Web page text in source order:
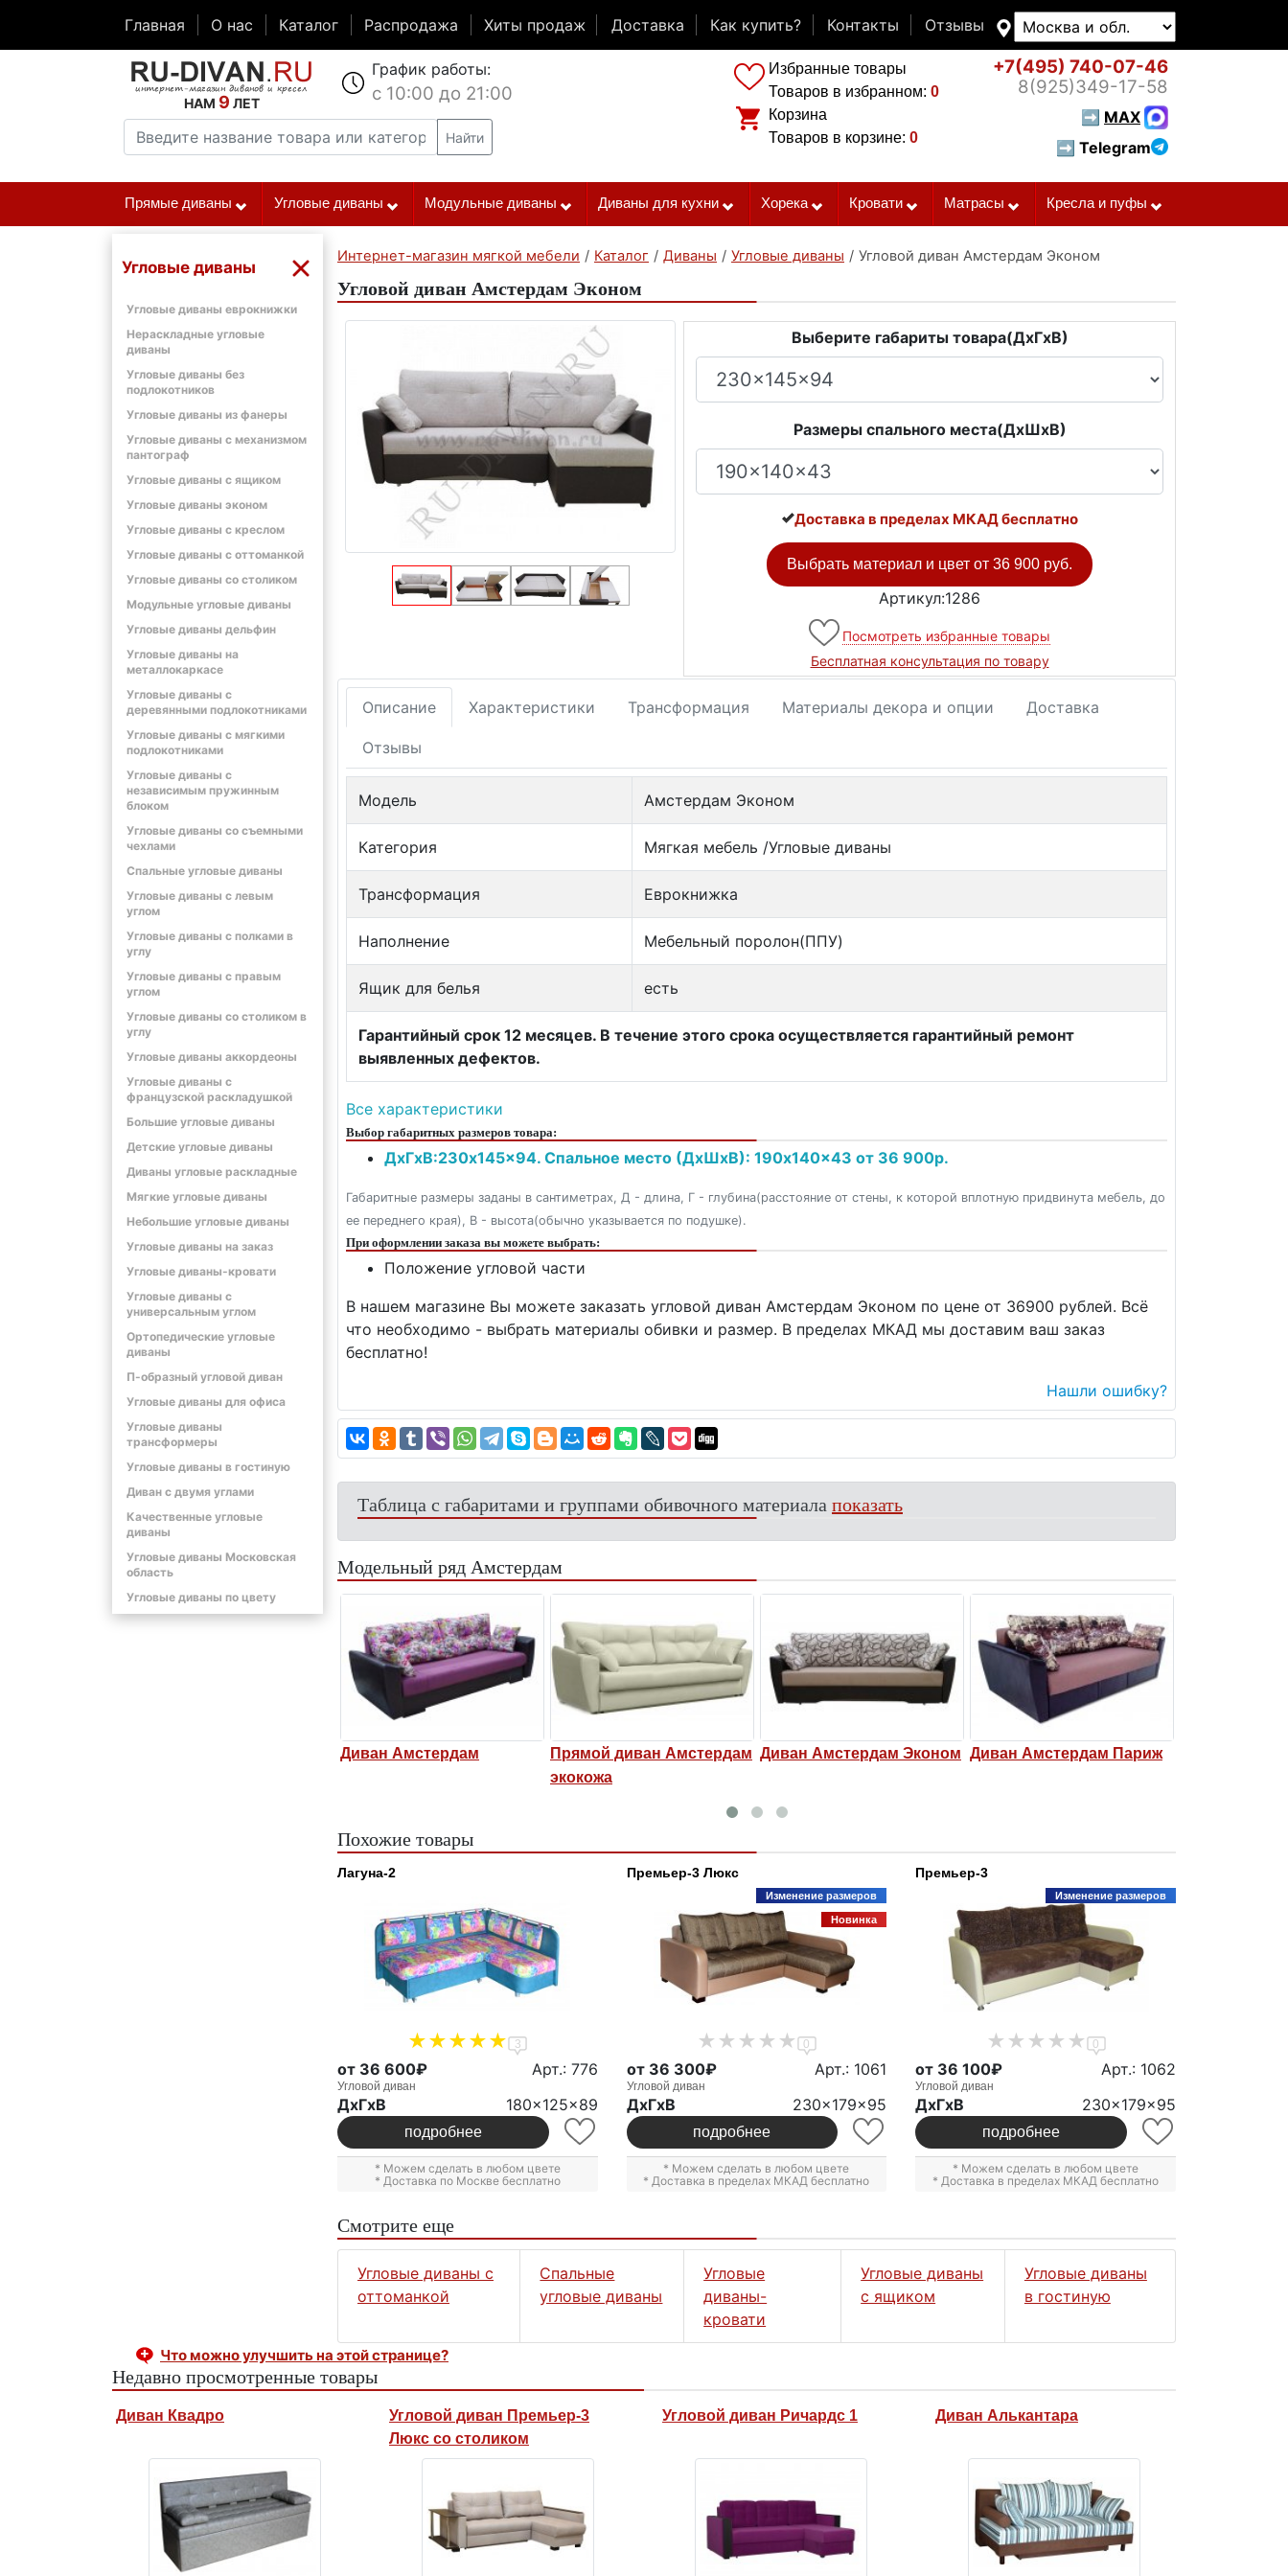
Главная О нас Каталог Распродажа Хиты продаж Доставка Как купить? Контакты Отзывы
НАМ 9 ЛЕТ
График работы:
с 10:00 до 21:00
Найти
Избранные товары
Товаров в избранном: 0
Корзина
Товаров в корзине: 0
+7(495) 740-07-46
8(925)349-17-58
➡ MAX
➡ Telegram
Прямые диваны Угловые диваны Модульные диваны Диваны для кухни Хорека Кровати Матрасы Кресла и пуфы
Угловые диваны
Угловые диваны еврокнижки
Нераскладные угловые
диваны
Угловые диваны без
подлокотников
Угловые диваны из фанеры
Угловые диваны с механизмом
пантограф
Угловые диваны с ящиком
Угловые диваны эконом
Угловые диваны с креслом
Угловые диваны с оттоманкой
Угловые диваны со столиком
Модульные угловые диваны
Угловые диваны дельфин
Угловые диваны на
металлокаркасе
Угловые диваны с
деревянными подлокотниками
Угловые диваны с мягкими
подлокотниками
Угловые диваны с
независимым пружинным
блоком
Угловые диваны со съемными
чехлами
Спальные угловые диваны
Угловые диваны с левым
углом
Угловые диваны с полками в
углу
Угловые диваны с правым
углом
Угловые диваны со столиком в
углу
Угловые диваны аккордеоны
Угловые диваны с
французской раскладушкой
Большие угловые диваны
Детские угловые диваны
Диваны угловые раскладные
Мягкие угловые диваны
Небольшие угловые диваны
Угловые диваны на заказ
Угловые диваны-кровати
Угловые диваны с
универсальным углом
Ортопедические угловые
диваны
П-образный угловой диван
Угловые диваны для офиса
Угловые диваны
трансформеры
Угловые диваны в гостиную
Диван с двумя углами
Качественные угловые
диваны
Угловые диваны Московская
область
Угловые диваны по цвету
Интернет-магазин мягкой мебели / Каталог / Диваны / Угловые диваны / Угловой диван Амстердам Эконом
Угловой диван Амстердам Эконом
Выберите габариты товара(ДxГxВ)
Размеры спального места(ДxШxВ)
Доставка в пределах МКАД бесплатно
Выбрать материал и цвет от 36 900 руб.
Артикул:1286
Посмотреть избранные товары
Бесплатная консультация по товару
Описание Характеристики Трансформация Материалы декора и опции Доставка
Отзывы
Модель Амстердам Эконом
Категория Мягкая мебель /Угловые диваны
Трансформация Еврокнижка
Наполнение Мебельный поролон(ППУ)
Ящик для белья есть
Гарантийный срок 12 месяцев. В течение этого срока осуществляется гарантийный ремонт
выявленных дефектов.
Все характеристики
Выбор габаритных размеров товара:
ДxГxВ:230x145x94. Спальное место (ДxШxВ): 190x140x43 от 36 900р.
Габаритные размеры заданы в сантиметрах, Д - длина, Г - глубина(расстояние от стены, к которой вплотную придвинута мебель, до
ее переднего края), В - высота(обычно указывается по подушке).
При оформлении заказа вы можете выбрать:
Положение угловой части
В нашем магазине Вы можете заказать угловой диван Амстердам Эконом по цене от 36900 рублей. Всё
что необходимо - выбрать материалы обивки и размер. В пределах МКАД мы доставим ваш заказ
бесплатно!
Нашли ошибку?
Таблица с габаритами и группами обивочного материалапоказать
Модельный ряд Амстердам
Диван Амстердам
Прямой диван Амстердам
экокожа
Диван Амстердам Эконом Диван Амстердам Париж
Похожие товары
Лагуна-2
3
от 36 600₽ Арт.: 776
Угловой диван
ДxГxВ 180x125x89
подробнее
* Можем сделать в любом цвете
* Доставка по Москве бесплатно
Премьер-3 Люкс
Изменение размеров
Новинка
0
от 36 300₽ Арт.: 1061
Угловой диван
ДxГxВ 230x179x95
подробнее
* Можем сделать в любом цвете
* Доставка в пределах МКАД бесплатно
Премьер-3
Изменение размеров
0
от 36 100₽ Арт.: 1062
Угловой диван
ДxГxВ 230x179x95
подробнее
* Можем сделать в любом цвете
* Доставка в пределах МКАД бесплатно
Смотрите еще
Угловые диваны с
оттоманкой
Спальные
угловые диваны
Угловые
диваны-
кровати
Угловые диваны
с ящиком
Угловые диваны
в гостиную
Что можно улучшить на этой странице?
Недавно просмотренные товары
Диван Квадро
Угловой диван Премьер-3
Люкс со столиком
Угловой диван Ричардс 1 Диван Алькантара